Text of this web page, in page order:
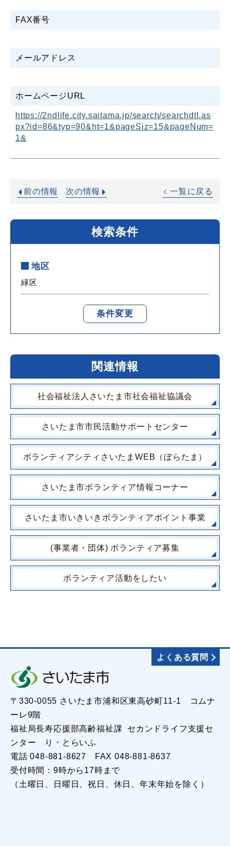
FAX番号
メールアドレス
ホームページURL
https://2ndlife.city.saitama.jp/search/searchdtl.as
px?id=86&typ=90&ht=1&pageSiz=15&pageNum=
1&
前の情報 次の情報 一覧に戻る
検索条件
地区
緑区
条件変更
関連情報
社会福祉法人さいたま市社会福祉協議会
さいたま市市民活動サポートセンター
ボランティアシティさいたまWEB（ぼらたま）
さいたま市ボランティア情報コーナー
さいたま市いきいきボランティアポイント事業
(事業者・団体) ボランティア募集
ボランティア活動をしたい
よくある質問
〒330-0055 さいたま市浦和区東高砂町11-1 コムナ
ーレ9階
福祉局長寿応援部高齢福祉課 セカンドライフ支援セ
ンター り・とらいふ
電話 048-881-8627 FAX 048-881-8637
受付時間：9時から17時まで
（土曜日、日曜日、祝日、休日、年末年始を除く）